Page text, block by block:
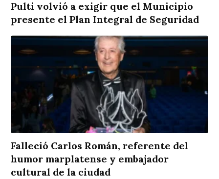
Pulti volvió a exigir que el Municipio
presente el Plan Integral de Seguridad
Falleció Carlos Román, referente del
humor marplatense y embajador
cultural de la ciudad